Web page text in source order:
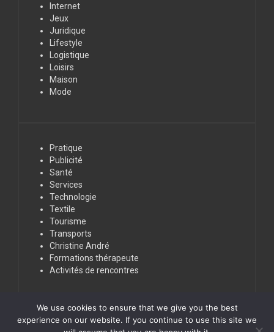
Internet
Jeux
Juridique
Lifestyle
Logistique
Loisirs
Maison
Mode
Pratique
Publicité
Santé
Services
Technologie
Textile
Tourisme
Transports
Christine André
Formations thérapeute
Activités de rencontres
We use cookies to ensure that we give you the best
experience on our website. If you continue to use this site we